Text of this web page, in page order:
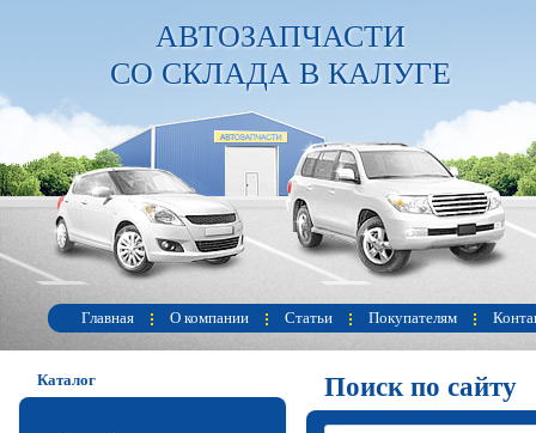
АВТОЗАПЧАСТИ
СО СКЛАДА В КАЛУГЕ
Главная О компании Статьи Покупателям
Поиск по сайту
Каталог